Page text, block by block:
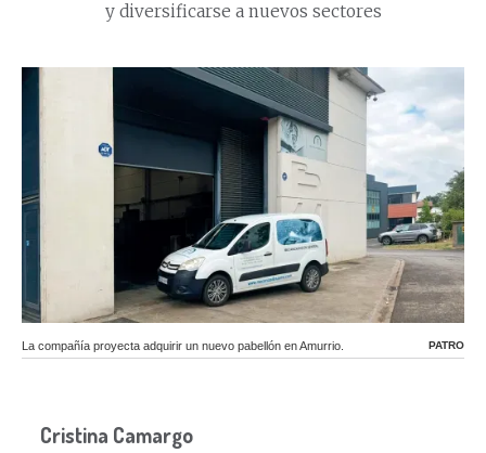
y diversificarse a nuevos sectores
La compañía proyecta adquirir un nuevo pabellón en Amurrio. PATRO
Cristina Camargo